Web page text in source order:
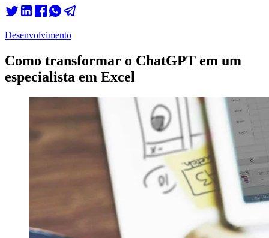
Desenvolvimento
Como transformar o ChatGPT em um
especialista em Excel